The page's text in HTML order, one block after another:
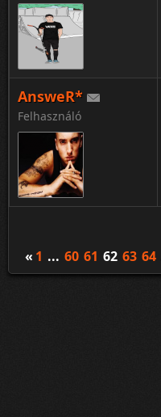
AnsweR*
Felhasználó
« 1 ... 60 61 62 63 64